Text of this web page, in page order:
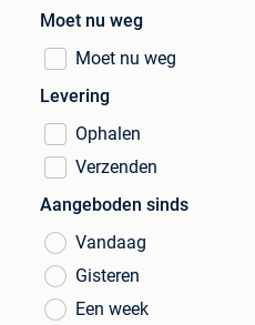
Moet nu weg
Moet nu weg
Levering
Ophalen
Verzenden
Aangeboden sinds
Vandaag
Gisteren
Een week